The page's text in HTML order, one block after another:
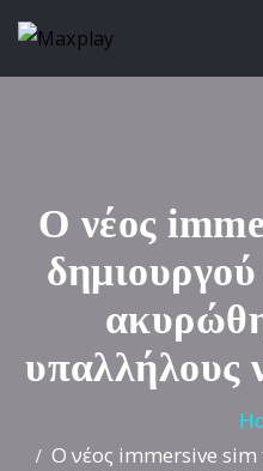
Ο νέος
υπαλλήλους
Ο νέος immersive sim